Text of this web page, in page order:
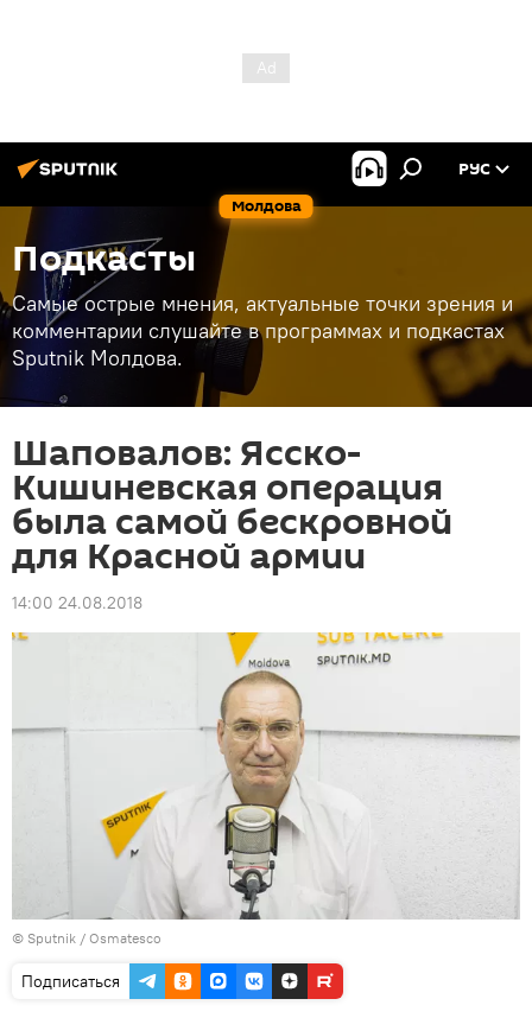
Молдова
РУС
Подкасты
Самые острые мнения, актуальные точки зрения и
комментарии слушайте в программах и подкастах
Sputnik Молдова.
Шаповалов: Ясско-
Кишиневская операция
была самой бескровной
для Красной армии
14:00 24.08.2018
© Sputnik / Osmatesco
Подписаться